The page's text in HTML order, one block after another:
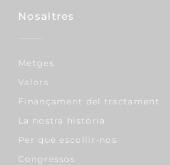
Nosaltres
Metges
Valors
Finançament del tractament
La nostra història
Per què escollir-nos
Congressos